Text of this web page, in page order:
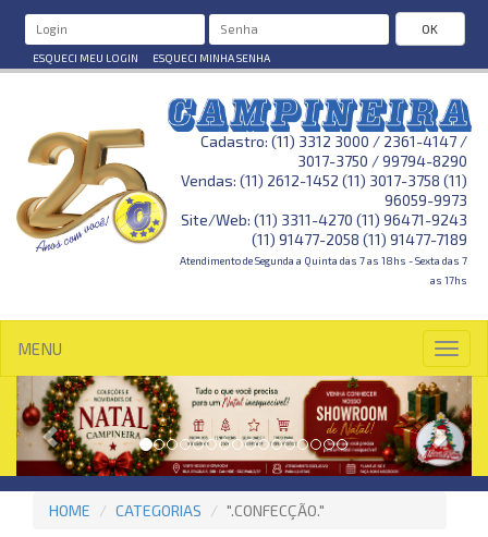
OK
ESQUECI MEU LOGIN ESQUECI MINHA SENHA
Cadastro: (11) 3312 3000 / 2361-4147 /
3017-3750 / 99794-8290
Vendas: (11) 2612-1452 (11) 3017-3758 (11)
96059-9973
Site/Web: (11) 3311-4270 (11) 96471-9243
(11) 91477-2058 (11) 91477-7189
Atendimento de Segunda a Quinta das 7 as 18hs - Sexta das 7
as 17hs
MENU
HOME CATEGORIAS ".CONFECÇÃO."